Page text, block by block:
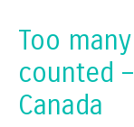
Too
counted
Canada